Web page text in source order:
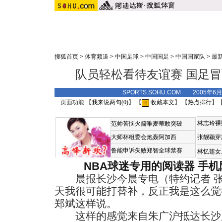
搜狐首页 > 体育频道 > 中国足球 > 中国国足 > 中国国家队 > 最
队员轻松看待友谊赛 国足
SPORTS.SOHU.COM 2005年6
页面功能 【我来说两句(0)】 【 收藏本文 】 【热点排行】
范帅苦恼火箭唯麦蒂敢突破
大师杯组委会炮轰阿加西
鲁能申诉失败郑智全球禁赛
林志玲
张靓颖
林忆莲
NBA球迷专用的阅读器 手
晨报长沙今晨专电（特约记者 张
天我很可能打替补，反正我是这么
郑斌这样说。
这样的感觉来自朱广沪抵达长沙